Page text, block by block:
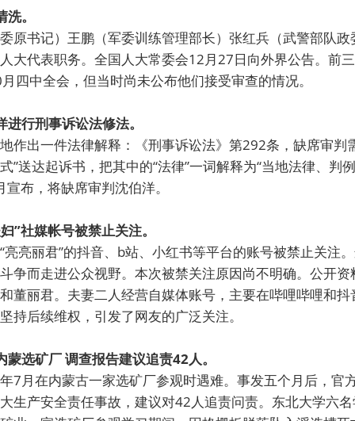
。
原书记）王鹏（军委训练管理部长）张红兵（武警部队
大代表职务。全国人大常委会12月27日向外界公告。前
四中全会，但当时尚未公布他们接受审查的情况。
进行刑事诉讼法修法。
作出一件法律解释：《刑事诉讼法》第292条，缺席审判
”送达起诉书，把其中的“法律”一词解释为“当地法律、判
布，将缺席审判沈伯洋。
”社媒帐号被禁止关注。
亮亮丽君”的抖音、b站、小红书等平台的账号被禁止关注
争而走进公众视野。本次被禁关注原因尚不明确。公开
董丽君。夫妻二人经营自媒体账号，主要在哔哩哔哩和
持后续维权，引发了网友的广泛关注。
蒙选矿厂 调查报告建议追责42人。
7月在内蒙古一家选矿厂参观时遇难。事发五个月后，官
生产安全责任事故，建议对42人追责问责。东北大学六